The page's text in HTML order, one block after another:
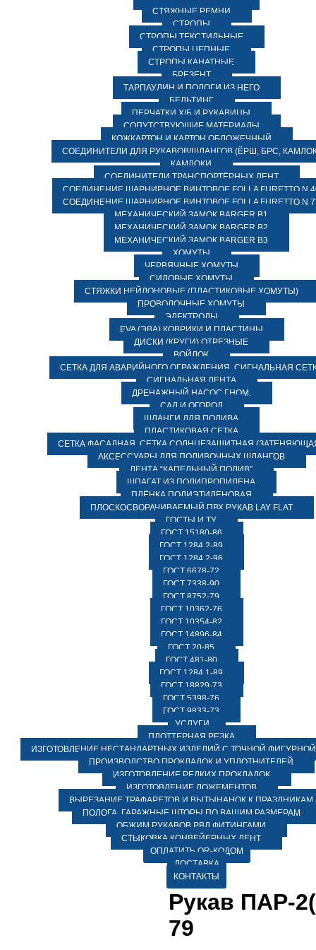
СТЯЖНЫЕ РЕМНИ
СТРОПЫ
СТРОПЫ ТЕКСТИЛЬНЫЕ
СТРОПЫ ЦЕПНЫЕ
СТРОПЫ КАНАТНЫЕ
БРЕЗЕНТ
ТАРПАУЛИН И ПОЛОГИ ИЗ НЕГО
БЕЛЬТИНГ
ПЕРЧАТКИ Х/Б И РУКАВИЦЫ
СОПУТСТВУЮЩИЕ МАТЕРИАЛЫ
КОЖКАРТОН И КАРТОН ОБЛОЖЕЧНЫЙ
СОЕДИНИТЕЛИ ДЛЯ РУКАВОВ/ШЛАНГОВ (ЁРШ, БРС,
КАМЛОКИ
СОЕДИНИТЕЛИ ТРАНСПОРТЁРНЫХ ЛЕНТ
СОЕДИНЕНИЕ ШАРНИРНОЕ ВИНТОВОЕ FOLLA FURETTO N
СОЕДИНЕНИЕ ШАРНИРНОЕ ВИНТОВОЕ FOLLA FURETTO N
МЕХАНИЧЕСКИЙ ЗАМОК BARGER B1
МЕХАНИЧЕСКИЙ ЗАМОК BARGER B2
МЕХАНИЧЕСКИЙ ЗАМОК BARGER B3
ХОМУТЫ
ЧЕРВЯЧНЫЕ ХОМУТЫ
СИЛОВЫЕ ХОМУТЫ
СТЯЖКИ НЕЙЛОНОВЫЕ (ПЛАСТИКОВЫЕ ХОМУТЫ)
ПРОВОЛОЧНЫЕ ХОМУТЫ
ЭЛЕКТРОДЫ
EVA (ЭВА) КОВРИКИ И ПЛАСТИНЫ
ДИСКИ (КРУГИ) ОТРЕЗНЫЕ
ВОЙЛОК
СЕТКА ДЛЯ АВАРИЙНОГО ОГРАЖДЕНИЯ, СИГНАЛЬНАЯ
СИГНАЛЬНАЯ ЛЕНТА
ДРЕНАЖНЫЙ НАСОС ГНОМ.
САД И ОГОРОД
ШЛАНГИ ДЛЯ ПОЛИВА
ПЛАСТИКОВАЯ СЕТКА
СЕТКА ФАСАДНАЯ. СЕТКА СОЛНЦЕЗАЩИТНАЯ
АКСЕССУАРЫ ДЛЯ ПОЛИВОЧНЫХ ШЛАНГОВ
ЛЕНТА “КАПЕЛЬНЫЙ ПОЛИВ”
ШПАГАТ ИЗ ПОЛИПРОПИЛЕНА
ПЛЁНКА ПОЛИЭТИЛЕНОВАЯ
ПЛОСКОСВОРАЧИВАЕМЫЙ ПВХ РУКАВ LAY FLAT
ГОСТЫ И ТУ
ГОСТ 15180-86
ГОСТ 1284.2-89
ГОСТ 1284.2-96
ГОСТ 6678-72
ГОСТ 7338-90
ГОСТ 8752-79
ГОСТ 10362-76
ГОСТ 10354-82
ГОСТ 14896-84
ГОСТ 20-85
ГОСТ 481-80
ГОСТ 1284.1-89
ГОСТ 18829-73
ГОСТ 5398-76
ГОСТ 9833-73
УСЛУГИ
ПЛОТТЕРНАЯ РЕЗКА
ИЗГОТОВЛЕНИЕ НЕСТАНДАРТНЫХ ИЗДЕЛИЙ С ТОЧНОЙ ФИГУРНОЙ
ПРОИЗВОДСТВО ПРОКЛАДОК И УПЛОТНИТЕЛЕЙ
ИЗГОТОВЛЕНИЕ РЕДКИХ ПРОКЛАДОК
ИЗГОТОВЛЕНИЕ ЛОЖЕМЕНТОВ
ВЫРЕЗАНИЕ ТРАФАРЕТОВ И ВЫТЫНАНОК К ПРАЗДНИКАМ
ПОЛОГА, ГАРАЖНЫЕ ШТОРЫ ПО ВАШИМ РАЗМЕРАМ
ОБЖИМ РУКАВОВ РВД ФИТИНГАМИ
СТЫКОВКА КОНВЕЙЕРНЫХ ЛЕНТ
ОПЛАТИТЬ QR-КОДОМ
ДОСТАВКА
КОНТАКТЫ
Рукав ПАР-
79